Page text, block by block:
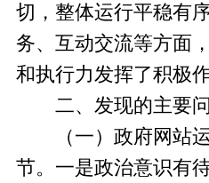
切，整体运行平稳有
务、互动交流等方面
和执行力发挥了积极作
二、发现的主要
（一）政府网站
节。一是政治意识有